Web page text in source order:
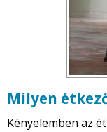
Milyen
Kényelemben az